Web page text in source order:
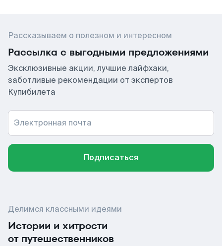
Рассказываем о полезном и интересном
Рассылка с выгодными предложениями
Эксклюзивные акции, лучшие лайфхаки,
заботливые рекомендации от экспертов
Купибилета
Электронная почта
Подписаться
Делимся классными идеями
Истории и хитрости
от путешественников